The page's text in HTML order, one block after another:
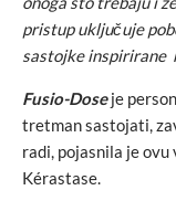
pristup uključuje
sastojke inspirirane
Fusio-Doseje
tretman sastojati,
radi, pojasnila je ovu
Kérastase.